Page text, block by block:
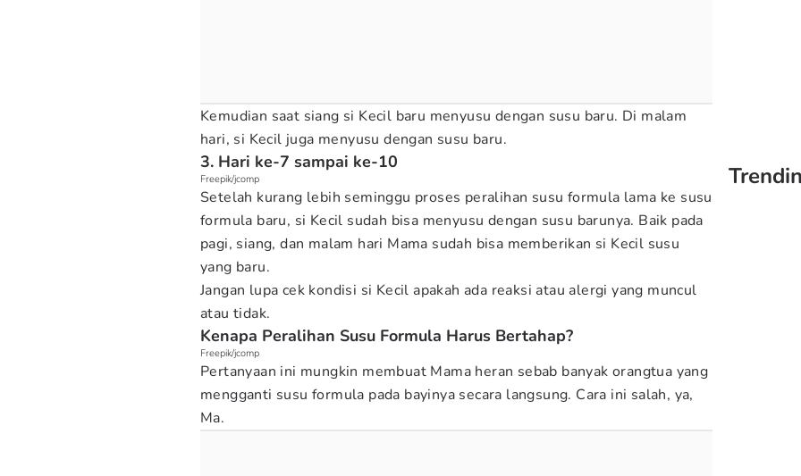
Kemudian saat siang si Kecil baru menyusu dengan susu baru. Di malam
hari, si Kecil juga menyusu dengan susu baru.
3. Hari ke-7 sampai ke-10
Freepik/jcomp
Setelah kurang lebih seminggu proses peralihan susu formula lama ke susu
formula baru, si Kecil sudah bisa menyusu dengan susu barunya. Baik pada
pagi, siang, dan malam hari Mama sudah bisa memberikan si Kecil susu
yang baru.
Jangan lupa cek kondisi si Kecil apakah ada reaksi atau alergi yang muncul
atau tidak.
Kenapa Peralihan Susu Formula Harus Bertahap?
Freepik/jcomp
Pertanyaan ini mungkin membuat Mama heran sebab banyak orangtua yang
mengganti susu formula pada bayinya secara langsung. Cara ini salah, ya,
Ma.